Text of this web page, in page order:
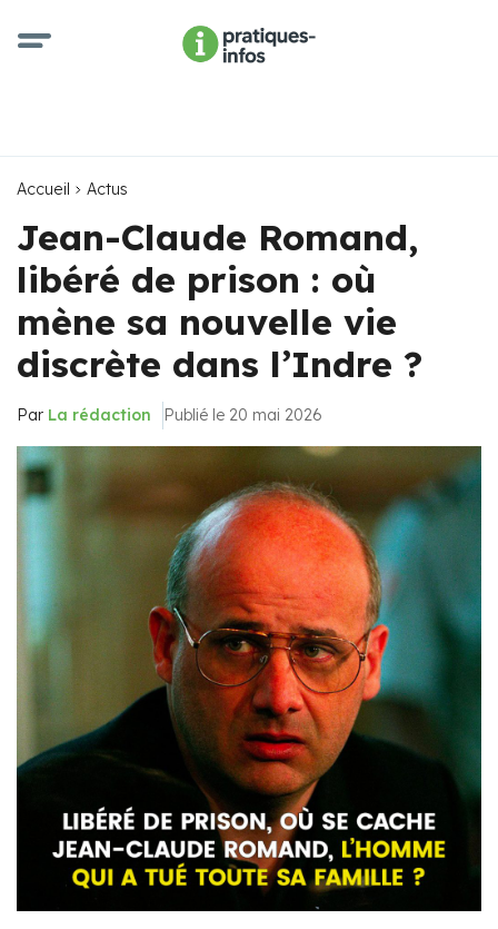
Accueil Actus
Jean-Claude Romand,
libéré de prison : où
mène sa nouvelle vie
discrète dans l’Indre ?
Par La rédaction Publié le 20 mai 2026